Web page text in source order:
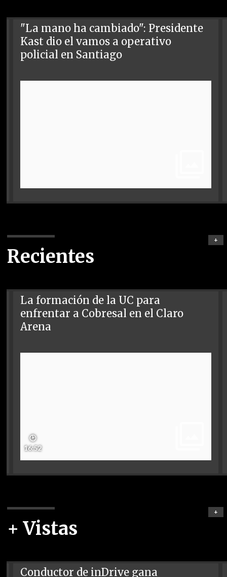
"La mano ha cambiado": Presidente
Kast dio el vamos a operativo
policial en Santiago
Recientes
+
La formación de la UC para
enfrentar a Cobresal en el Claro
Arena
🕑
16:52
+ Vistas
+
Conductor de inDrive gana